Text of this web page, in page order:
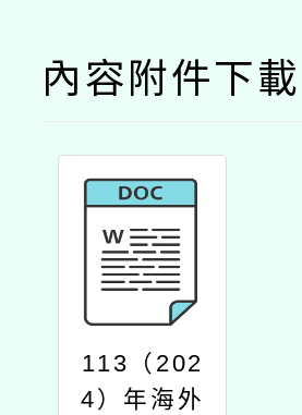
內容附件下載
113（202
4）年海外